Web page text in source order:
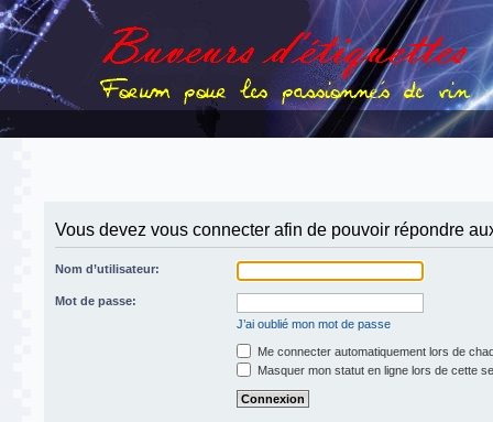
Vous devez vous connecter afin de pouvoir répondre
Nom d’utilisateur:
Mot de passe:
J’ai oublié mon mot de passe
Me connecter automatiquement lors de
Masquer mon statut en ligne lors de cette